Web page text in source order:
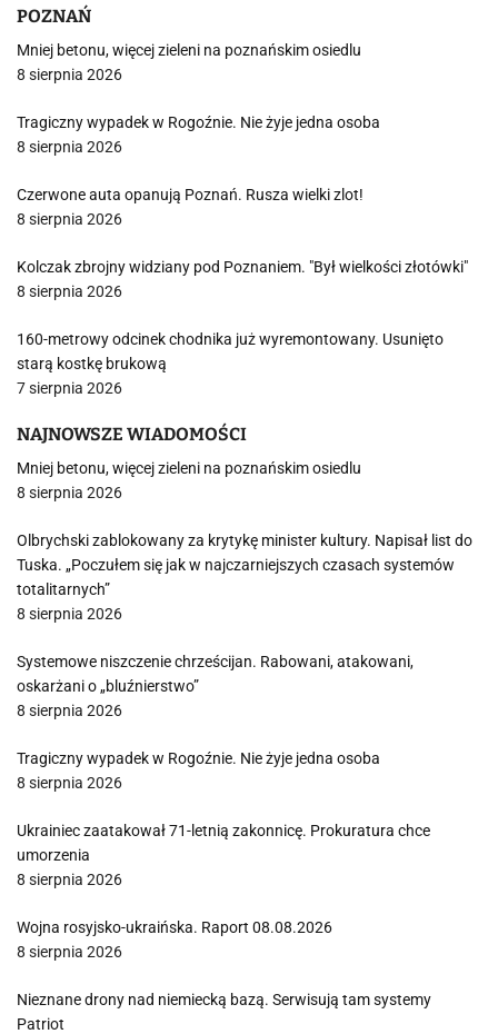
POZNAŃ
Mniej betonu, więcej zieleni na poznańskim osiedlu
8 sierpnia 2026
Tragiczny wypadek w Rogoźnie. Nie żyje jedna osoba
8 sierpnia 2026
Czerwone auta opanują Poznań. Rusza wielki zlot!
8 sierpnia 2026
Kolczak zbrojny widziany pod Poznaniem. "Był wielkości złotówki"
8 sierpnia 2026
160-metrowy odcinek chodnika już wyremontowany. Usunięto
starą kostkę brukową
7 sierpnia 2026
NAJNOWSZE WIADOMOŚCI
Mniej betonu, więcej zieleni na poznańskim osiedlu
8 sierpnia 2026
Olbrychski zablokowany za krytykę minister kultury. Napisał list do
Tuska. „Poczułem się jak w najczarniejszych czasach systemów
totalitarnych”
8 sierpnia 2026
Systemowe niszczenie chrześcijan. Rabowani, atakowani,
oskarżani o „bluźnierstwo”
8 sierpnia 2026
Tragiczny wypadek w Rogoźnie. Nie żyje jedna osoba
8 sierpnia 2026
Ukrainiec zaatakował 71-letnią zakonnicę. Prokuratura chce
umorzenia
8 sierpnia 2026
Wojna rosyjsko-ukraińska. Raport 08.08.2026
8 sierpnia 2026
Nieznane drony nad niemiecką bazą. Serwisują tam systemy
Patriot